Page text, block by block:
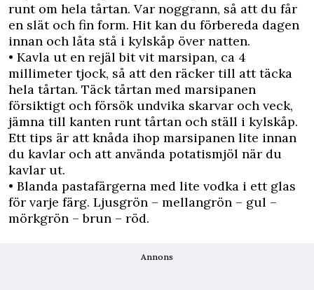
runt om hela tårtan. Var noggrann, så att du får
en slät och fin form. Hit kan du förbereda dagen
innan och låta stå i kylskåp över natten.
• Kavla ut en rejäl bit vit marsipan, ca 4
millimeter tjock, så att den räcker till att täcka
hela tårtan. Täck tårtan med marsipanen
försiktigt och försök undvika skarvar och veck,
jämna till kanten runt tårtan och ställ i kylskåp.
Ett tips är att knåda ihop marsipanen lite innan
du kavlar och att använda potatismjöl när du
kavlar ut.
• Blanda pastafärgerna med lite vodka i ett glas
för varje färg. Ljusgrön – mellangrön – gul –
mörkgrön – brun – röd.
Annons